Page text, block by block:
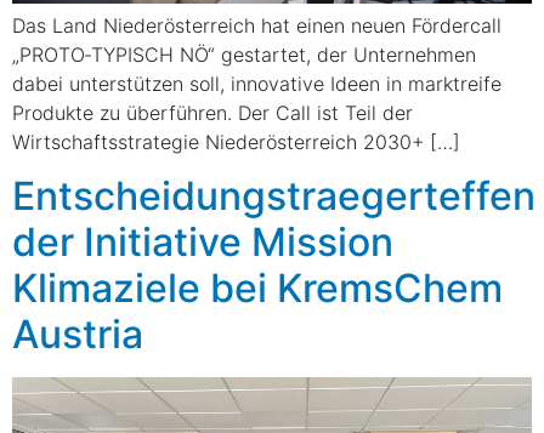
Das Land Niederösterreich hat einen neuen Fördercall
„PROTO‑TYPISCH NÖ“ gestartet, der Unternehmen
dabei unterstützen soll, innovative Ideen in marktreife
Produkte zu überführen. Der Call ist Teil der
Wirtschaftsstrategie Niederösterreich 2030+ […]
Entscheidungstraegerteffen
der Initiative Mission
Klimaziele bei KremsChem
Austria